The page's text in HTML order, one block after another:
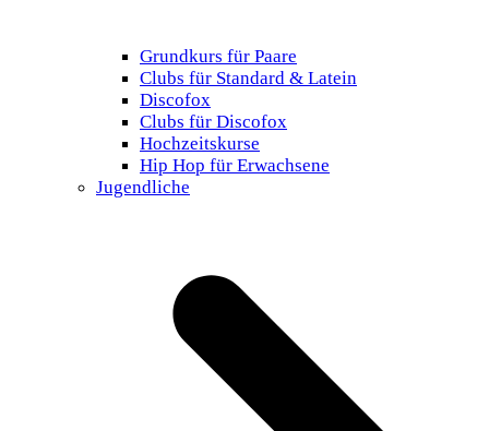
Grundkurs für Paare
Clubs für Standard & Latein
Discofox
Clubs für Discofox
Hochzeitskurse
Hip Hop für Erwachsene
Jugendliche